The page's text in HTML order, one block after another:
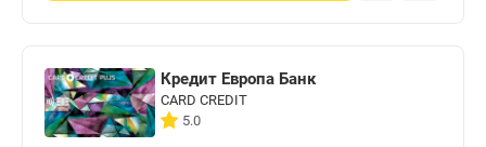
Кредит Европа Банк
CARD CREDIT
5.0